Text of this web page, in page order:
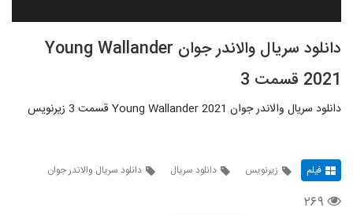
دانلود سریال والاندر جوان Young Wallander
2021 قسمت 3
دانلود سریال والاندر جوان Young Wallander 2021 قسمت 3 زیرنویس
فیلم زیرنویس دانلود سریال دانلود سریال والاندر جوان
۲۶۹